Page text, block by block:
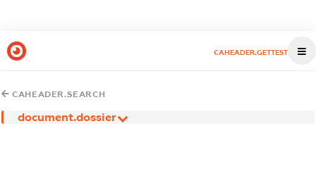
CAHEADER.GETTEST
CAHEADER.SEARCH
document.dossier